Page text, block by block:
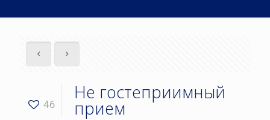
46
Не гостеприимный
прием